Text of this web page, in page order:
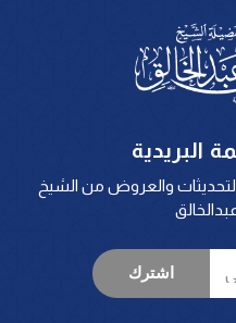
البريدية
والعروض من الشيخ
اشترك